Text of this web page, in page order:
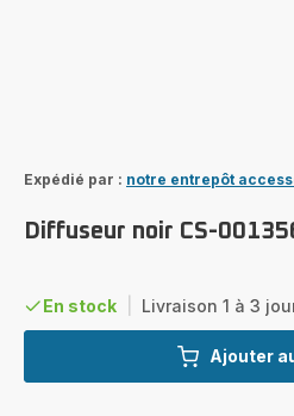
Expédié par : notre entrepôt
Diffuseur noir CS-
En stock Livraison 1 à 3
Ajouter